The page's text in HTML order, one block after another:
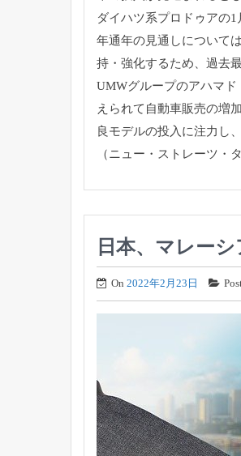
ダイハツ系プロドゥアの1
年通年の見通しについて
持・ 強化するため、 過去
UMWグループのアハマ
えられて自動車販売の増
良モデルの投入に注力し、
（ニュー・ストレーツ・
日本、マレー
On 2022年2月23日